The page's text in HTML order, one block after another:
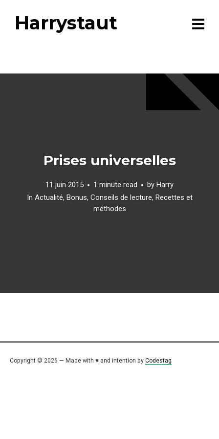
Harrystaut
Prises universelles
11 juin 2015 1 minute read by Harry
In Actualité, Bonus, Conseils de lecture, Recettes et
méthodes
Copyright © 2026 — Made with ♥ and intention by Codestag